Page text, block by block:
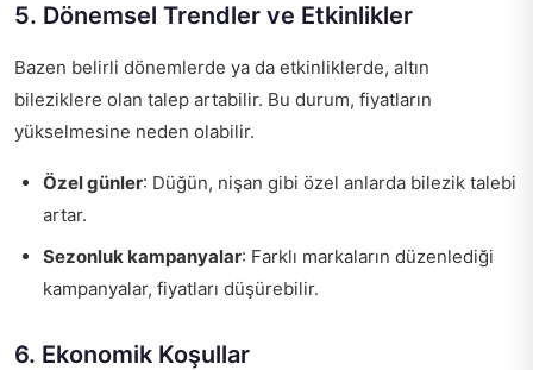
5. Dönemsel Trendler ve Etkinlikler
Bazen belirli dönemlerde ya da etkinliklerde, altın
bileziklere olan talep artabilir. Bu durum, fiyatların
yükselmesine neden olabilir.
Özel günler: Düğün, nişan gibi özel anlarda bilezik talebi
artar.
Sezonluk kampanyalar: Farklı markaların düzenlediği
kampanyalar, fiyatları düşürebilir.
6. Ekonomik Koşullar